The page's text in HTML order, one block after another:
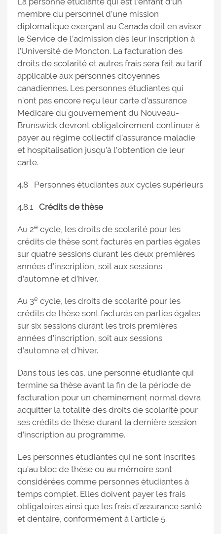
membre du personnel d’une mission
diplomatique exerçant au Canada doit en aviser
le Service de l’admission dès leur inscription à
l’Université de Moncton. La facturation des
droits de scolarité et autres frais sera fait au tarif
applicable aux personnes citoyennes
canadiennes. Les personnes étudiantes qui
n’ont pas encore reçu leur carte d’assurance
Medicare du gouvernement du Nouveau-
Brunswick devront obligatoirement continuer à
payer au régime collectif d’assurance maladie
et hospitalisation jusqu’à l’obtention de leur
carte.
4.8 Personnes étudiantes aux cycles supérieurs
4.8.1 Crédits de thèse
Au 2e cycle, les droits de scolarité pour les
crédits de thèse sont facturés en parties égales
sur quatre sessions durant les deux premières
années d’inscription, soit aux sessions
d’automne et d’hiver.
Au 3e cycle, les droits de scolarité pour les
crédits de thèse sont facturés en parties égales
sur six sessions durant les trois premières
années d’inscription, soit aux sessions
d’automne et d’hiver.
Dans tous les cas, une personne étudiante qui
termine sa thèse avant la fin de la période de
facturation pour un cheminement normal devra
acquitter la totalité des droits de scolarité pour
ses crédits de thèse durant la dernière session
d’inscription au programme.
Les personnes étudiantes qui ne sont inscrites
qu’au bloc de thèse ou au mémoire sont
considérées comme personnes étudiantes à
temps complet. Elles doivent payer les frais
obligatoires ainsi que les frais d’assurance santé
et dentaire, conformément à l’article 5.